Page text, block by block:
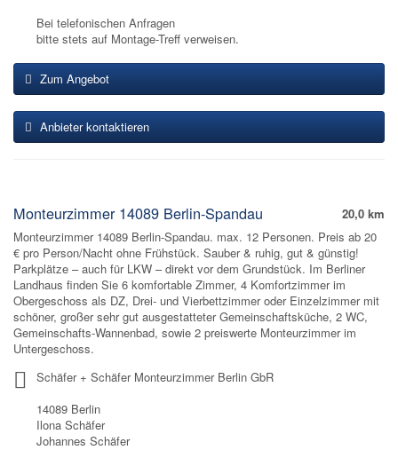
Bei telefonischen Anfragen
bitte stets auf Montage-Treff verweisen.
Zum Angebot
Anbieter kontaktieren
20,0 km
Monteurzimmer 14089 Berlin-Spandau
Monteurzimmer 14089 Berlin-Spandau. max. 12 Personen. Preis ab 20
€ pro Person/Nacht ohne Frühstück. Sauber & ruhig, gut & günstig!
Parkplätze – auch für LKW – direkt vor dem Grundstück. Im Berliner
Landhaus finden Sie 6 komfortable Zimmer, 4 Komfortzimmer im
Obergeschoss als DZ, Drei- und Vierbettzimmer oder Einzelzimmer mit
schöner, großer sehr gut ausgestatteter Gemeinschaftsküche, 2 WC,
Gemeinschafts-Wannenbad, sowie 2 preiswerte Monteurzimmer im
Untergeschoss.
Schäfer + Schäfer Monteurzimmer Berlin GbR
14089 Berlin
Ilona Schäfer
Johannes Schäfer